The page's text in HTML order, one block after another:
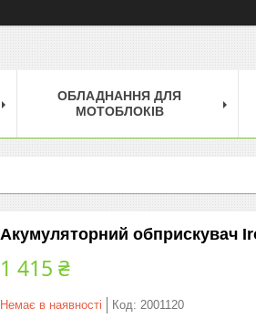
ОБЛАДНАННЯ ДЛЯ
МОТОБЛОКІВ
Акумуляторний обприскувач
1 415 ₴
Немає в наявності Код: 2001120